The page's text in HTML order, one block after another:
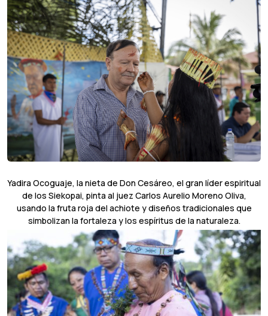
Yadira Ocoguaje, la nieta de Don Cesáreo, el gran líder espiritual
de los Siekopai, pinta al juez Carlos Aurelio Moreno Oliva,
usando la fruta roja del achiote y diseños tradicionales que
simbolizan la fortaleza y los espíritus de la naturaleza.